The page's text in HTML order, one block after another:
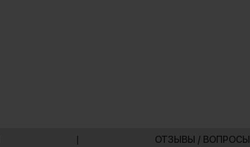
| ОТЗЫВЫ / ВОПРОСЫ